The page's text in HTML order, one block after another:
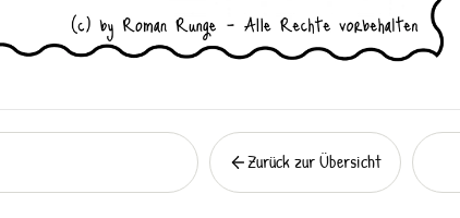
Zurück
Zurück zur Übersicht